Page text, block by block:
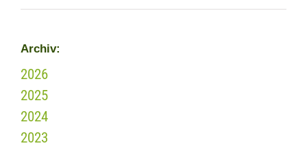
Archiv:
2026
2025
2024
2023